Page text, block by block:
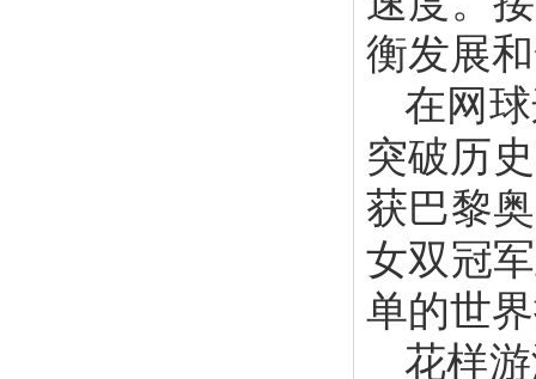
衡发展
在网
突破历
获巴黎
女双冠
单的世
花样